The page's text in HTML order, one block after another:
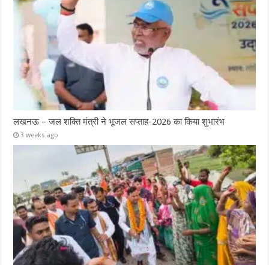
लखनऊ – जल शक्ति मंत्री ने भूजल सप्ताह-2026 का किया शुभारंभ
3 weeks ago